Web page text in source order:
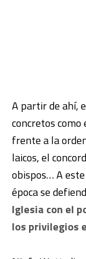
A partir de ahí,
concretos
frente a la
laicos, el
obispos… A
época se
Iglesia con el
los privilegios